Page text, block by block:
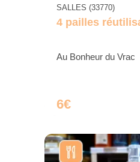
SALLES (33770)
4 pailles
Au Bonheur du Vrac
6€